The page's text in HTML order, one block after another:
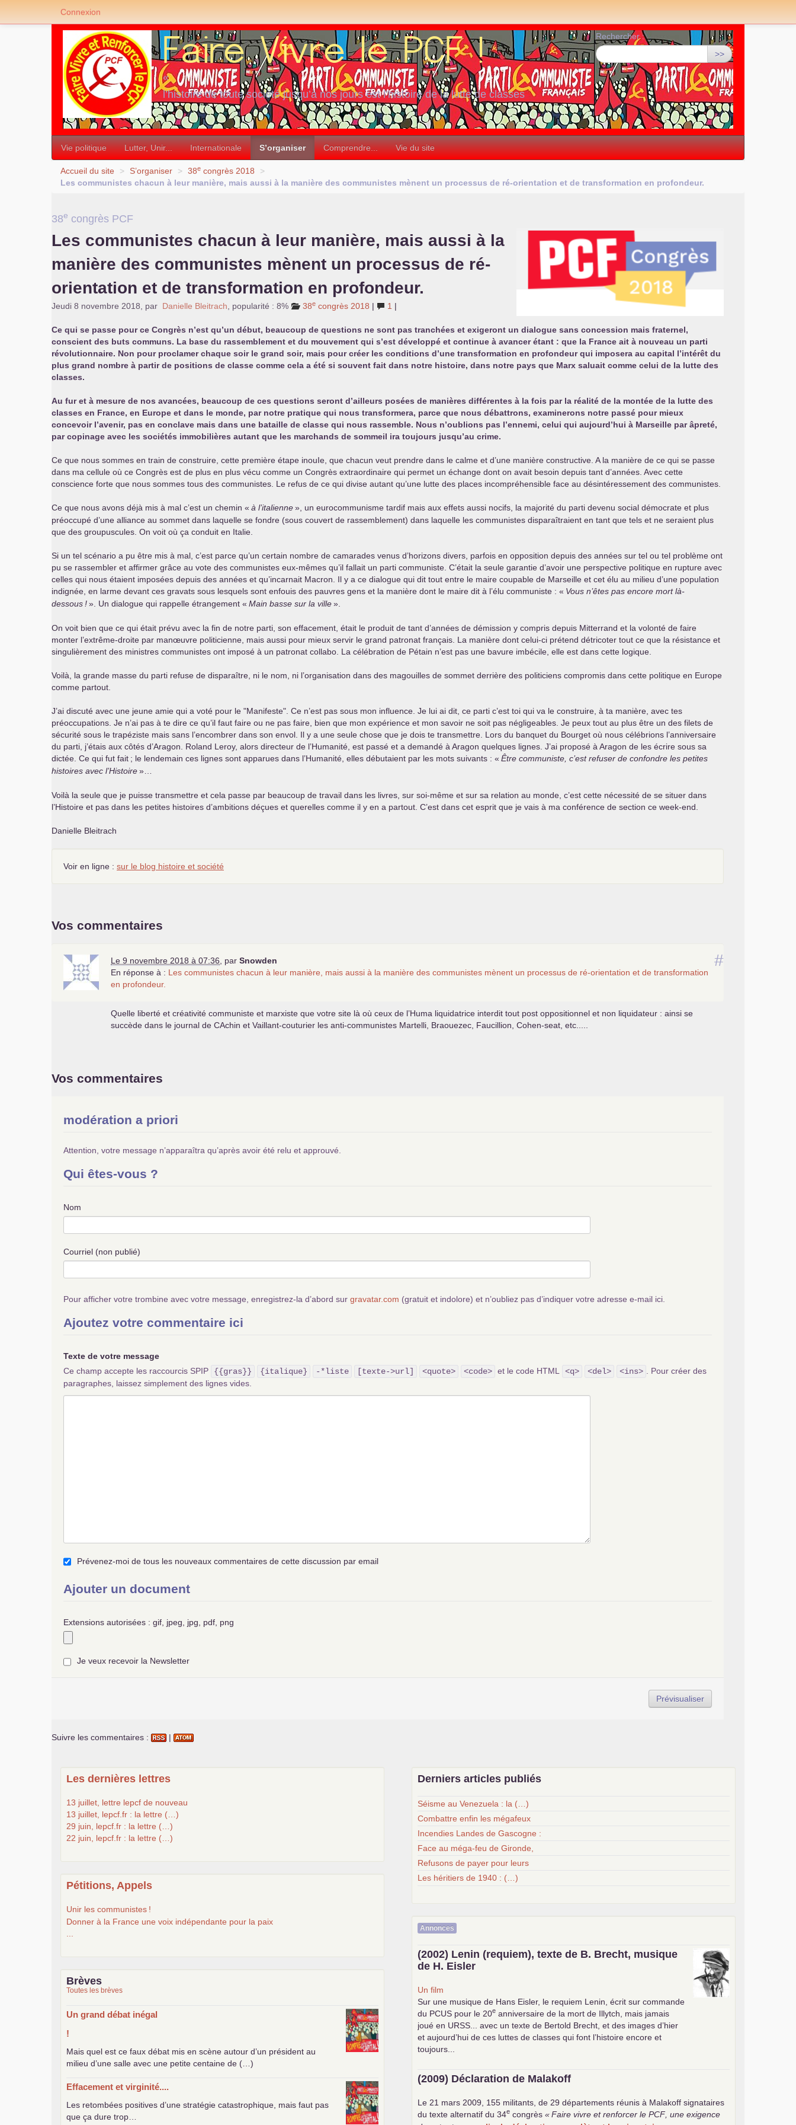
«
l’histoire de toute société jusqu’à nos jours est l’histoire de la lutte de classes
»
Rechercher :
>>
Vie politique Lutter, Unir... Internationale S’organiser Comprendre... Vie du site
Accueil du site > S’organiser > 38e congrès 2018
>
Les communistes chacun à leur manière, mais aussi à la manière des communistes mènent un processus de ré-orientation et de transformation en profondeur.
38e congrès PCF
Les communistes chacun à leur manière, mais aussi à la
manière des communistes mènent un processus de ré-
orientation et de transformation en profondeur.
Jeudi 8 novembre 2018 par Danielle Bleitrach popularité : 8% 38e congrès 2018 | 1 |
Ce qui se passe pour ce Congrès n’est qu’un début, beaucoup de questions ne sont pas tranchées et exigeront un dialogue sans concession mais fraternel,
conscient des buts communs. La base du rassemblement et du mouvement qui s’est développé et continue à avancer étant : que la France ait à nouveau un parti
révolutionnaire. Non pour proclamer chaque soir le grand soir, mais pour créer les conditions d’une transformation en profondeur qui imposera au capital l’intérêt du
plus grand nombre à partir de positions de classe comme cela a été si souvent fait dans notre histoire, dans notre pays que Marx saluait comme celui de la lutte des
classes.
Au fur et à mesure de nos avancées, beaucoup de ces questions seront d’ailleurs posées de manières différentes à la fois par la réalité de la montée de la lutte des
classes en France, en Europe et dans le monde, par notre pratique qui nous transformera, parce que nous débattrons, examinerons notre passé pour mieux
concevoir l’avenir, pas en conclave mais dans une bataille de classe qui nous rassemble. Nous n’oublions pas l’ennemi, celui qui aujourd’hui à Marseille par âpreté,
par copinage avec les sociétés immobilières autant que les marchands de sommeil ira toujours jusqu’au crime.
Ce que nous sommes en train de construire, cette première étape inouIe, que chacun veut prendre dans le calme et d’une manière constructive. A la manière de ce qui se passe
dans ma cellule où ce Congrès est de plus en plus vécu comme un Congrès extraordinaire qui permet un échange dont on avait besoin depuis tant d’années. Avec cette
conscience forte que nous sommes tous des communistes. Le refus de ce qui divise autant qu’une lutte des places incompréhensible face au désintéressement des communistes.
Ce que nous avons déjà mis à mal c’est un chemin « à l’italienne», un eurocommunisme tardif mais aux effets aussi nocifs, la majorité du parti devenu social démocrate et plus
préoccupé d’une alliance au sommet dans laquelle se fondre (sous couvert de rassemblement) dans laquelle les communistes disparaîtraient en tant que tels et ne seraient plus
que des groupuscules. On voit où ça conduit en Italie.
Si un tel scénario a pu être mis à mal, c’est parce qu’un certain nombre de camarades venus d’horizons divers, parfois en opposition depuis des années sur tel ou tel problème ont
pu se rassembler et affirmer grâce au vote des communistes eux-mêmes qu’il fallait un parti communiste. C’était la seule garantie d’avoir une perspective politique en rupture avec
celles qui nous étaient imposées depuis des années et qu’incarnait Macron. Il y a ce dialogue qui dit tout entre le maire coupable de Marseille et cet élu au milieu d’une population
indignée, en larme devant ces gravats sous lesquels sont enfouis des pauvres gens et la manière dont le maire dit à l’élu communiste : « Vous n’êtes pas encore mort là-
dessous !». Un dialogue qui rappelle étrangement « Main basse sur la ville».
On voit bien que ce qui était prévu avec la fin de notre parti, son effacement, était le produit de tant d’années de démission y compris depuis Mitterrand et la volonté de faire
monter l’extrême-droite par manœuvre politicienne, mais aussi pour mieux servir le grand patronat français. La manière dont celui-ci prétend détricoter tout ce que la résistance et
singulièrement des ministres communistes ont imposé à un patronat collabo. La célébration de Pétain n’est pas une bavure imbécile, elle est dans cette logique.
Voilà, la grande masse du parti refuse de disparaître, ni le nom, ni l’organisation dans des magouilles de sommet derrière des politiciens compromis dans cette politique en Europe
comme partout.
J’ai discuté avec une jeune amie qui a voté pour le "Manifeste". Ce n’est pas sous mon influence. Je lui ai dit, ce parti c’est toi qui va le construire, à ta manière, avec tes
préoccupations. Je n’ai pas à te dire ce qu’il faut faire ou ne pas faire, bien que mon expérience et mon savoir ne soit pas négligeables. Je peux tout au plus être un des filets de
sécurité sous le trapéziste mais sans l’encombrer dans son envol. Il y a une seule chose que je dois te transmettre. Lors du banquet du Bourget où nous célébrions l’anniversaire
du parti, j’étais aux côtés d’Aragon. Roland Leroy, alors directeur de l’Humanité, est passé et a demandé à Aragon quelques lignes. J’ai proposé à Aragon de les écrire sous sa
dictée. Ce qui fut fait ; le lendemain ces lignes sont apparues dans l’Humanité, elles débutaient par les mots suivants : « Être communiste, c’est refuser de confondre les petites
histoires avec l’Histoire»…
Voilà la seule que je puisse transmettre et cela passe par beaucoup de travail dans les livres, sur soi-même et sur sa relation au monde, c’est cette nécessité de se situer dans
l’Histoire et pas dans les petites histoires d’ambitions déçues et querelles comme il y en a partout. C’est dans cet esprit que je vais à ma conférence de section ce week-end.
Danielle Bleitrach
Voir en ligne : sur le blog histoire et société
Vos commentaires
#
Le 9 novembre 2018 à 07:36 par Snowden
En réponse à : Les communistes chacun à leur manière, mais aussi à la manière des communistes mènent un processus de ré-orientation et de transformation
en profondeur.
Quelle liberté et créativité communiste et marxiste que votre site là où ceux de l’Huma liquidatrice interdit tout post oppositionnel et non liquidateur : ainsi se
succède dans le journal de CAchin et Vaillant-couturier les anti-communistes Martelli, Braouezec, Faucillion, Cohen-seat, etc.....
Vos commentaires
modération a priori
Attention, votre message n’apparaîtra qu’après avoir été relu et approuvé.
Qui êtes-vous ?
Nom
Courriel (non publié)
Pour afficher votre trombine avec votre message, enregistrez-la d’abord sur gravatar.com (gratuit et indolore) et n’oubliez pas d’indiquer votre adresse e-mail ici.
Ajoutez votre commentaire ici
Texte de votre message
Ce champ accepte les raccourcis SPIP
{{gras}} {italique} -*liste [texte->url] <quote> <code> et le code HTML <q> <del> <ins>
. Pour créer des
paragraphes, laissez simplement des lignes vides.
Prévenez-moi de tous les nouveaux commentaires de cette discussion par email
Ajouter un document
Extensions autorisées : gif, jpeg, jpg, pdf, png
Je veux recevoir la Newsletter
Suivre les commentaires : |
Les dernières lettres
13 juillet, lettre lepcf de nouveau
13 juillet, lepcf.fr : la lettre (…)
29 juin, lepcf.fr : la lettre (…)
22 juin, lepcf.fr : la lettre (…)
Pétitions, Appels
Unir les communistes !
Donner à la France une voix indépendante pour la paix
Brèves
Toutes les brèves
Un grand débat inégal
!
Mais quel est ce faux débat mis en scène autour d’un président au
milieu d’une salle avec une petite centaine de (…)
Effacement et virginité....
Les retombées positives d’une stratégie catastrophique, mais faut pas
que ça dure trop…
Derniers articles publiés
Séisme au Venezuela : la (…)
Combattre enfin les mégafeux
Incendies Landes de Gascogne :
Face au méga-feu de Gironde,
Refusons de payer pour leurs
Les héritiers de 1940 : (…)
Annonces
(2002) Lenin (requiem), texte de B. Brecht, musique
de H. Eisler
Un film
Sur une musique de Hans Eisler, le requiem Lenin, écrit sur commande
du PCUS pour le 20e anniversaire de la mort de Illytch, mais jamais
joué en URSS ... avec un texte de Bertold Brecht, et des images d’hier
et aujourd’hui de ces luttes de classes qui font l’histoire encore et
toujours...
(2009) Déclaration de Malakoff
Le 21 mars 2009, 155 militants, de 29 départements réunis à Malakoff signataires
du texte alternatif du 34e congrès « Faire vivre et renforcer lePCF , une exigence
Connexion